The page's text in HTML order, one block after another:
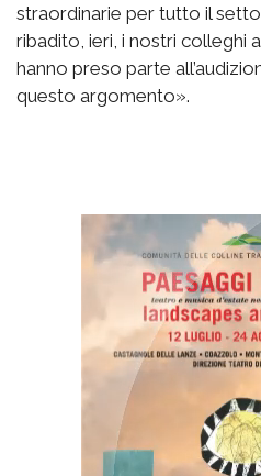
straordinarie per tutto il
ribadito, ieri, i nostri colleghi
hanno preso parte
questo argomento».